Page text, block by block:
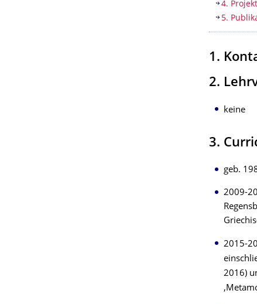
4.
5.
1.
2.
keine
3.
geb.
2009-
2015-
2016)